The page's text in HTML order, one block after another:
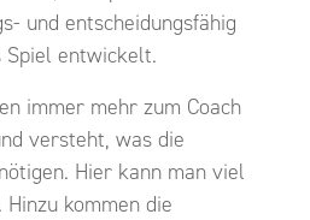
und entscheidungsfähig
Spiel entwickelt.
immer mehr zum Coach
versteht, was die
Hier kann man viel
kommen die